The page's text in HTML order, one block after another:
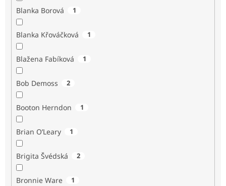
Blanka Borová 1
Blanka Křováčková 1
Blažena Fabíková 1
Bob Demoss 2
Booton Herndon 1
Brian O’Leary 1
Brigita Švédská 2
Bronnie Ware 1